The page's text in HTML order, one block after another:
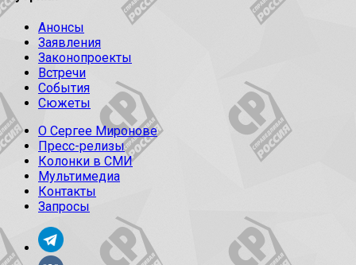
Анонсы
Заявления
Законопроекты
Встречи
События
Сюжеты
О Сергее Миронове
Пресс-релизы
Колонки в СМИ
Мультимедиа
Контакты
Запросы